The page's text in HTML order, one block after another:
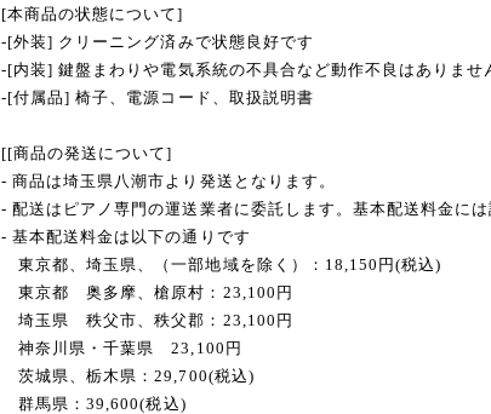
[本商品の状態について]
-[外装] クリーニング済みで状態良好です
-[内装] 鍵盤まわりや電気系統の不具合など動作不良はありませ
-[付属品] 椅子、電源コード、取扱説明書
[[商品の発送について]
- 商品は埼玉県八潮市より発送となります。
- 配送はピアノ専門の運送業者に委託します。基本配送料金には
- 基本配送料金は以下の通りです
東京都、埼玉県、（一部地域を除く）：18,150円(税込)
東京都 奥多摩、槍原村：23,100円
埼玉県 秩父市、秩父郡：23,100円
神奈川県・千葉県 23,100円
茨城県、栃木県：29,700(税込)
群馬県：39,600(税込)